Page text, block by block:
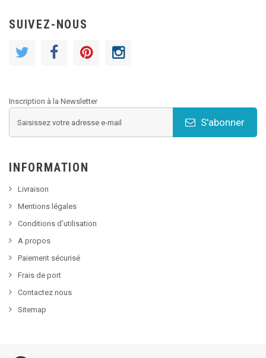
SUIVEZ-NOUS
Inscription à la Newsletter
S'abonner
INFORMATION
Livraison
Mentions légales
Conditions d'utilisation
A propos
Paiement sécurisé
Frais de port
Contactez nous
Sitemap